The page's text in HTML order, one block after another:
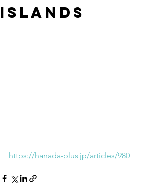
Islands
https://hanada-plus.jp/articles/980